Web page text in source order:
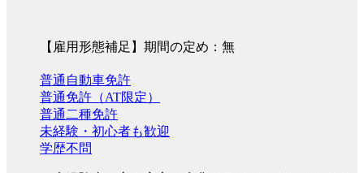
【雇用形態補足】期間の定め：無
普通自動車免許
普通免許（AT限定）
普通二種免許
未経験・初心者も歓迎
学歴不問